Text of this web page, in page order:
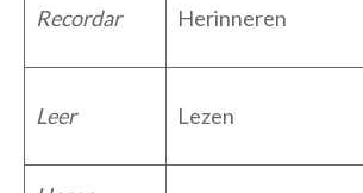
Recordar Herinneren
Leer Lezen